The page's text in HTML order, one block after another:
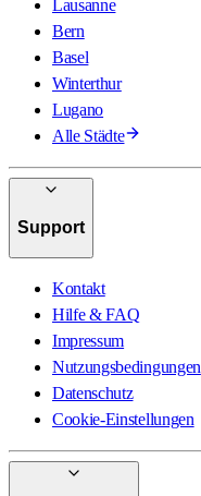
Lausanne
Bern
Basel
Winterthur
Lugano
Alle Städte
Support
Kontakt
Hilfe & FAQ
Impressum
Nutzungsbedingungen
Datenschutz
Cookie-Einstellungen